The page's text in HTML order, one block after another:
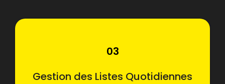
03
Gestion des Listes Quotidiennes